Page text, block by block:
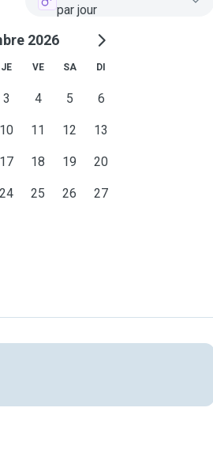
par jour
2026
JE VE SA DI
3 4 5 6
10 11 12 13
17 18 19 20
24 25 26 27